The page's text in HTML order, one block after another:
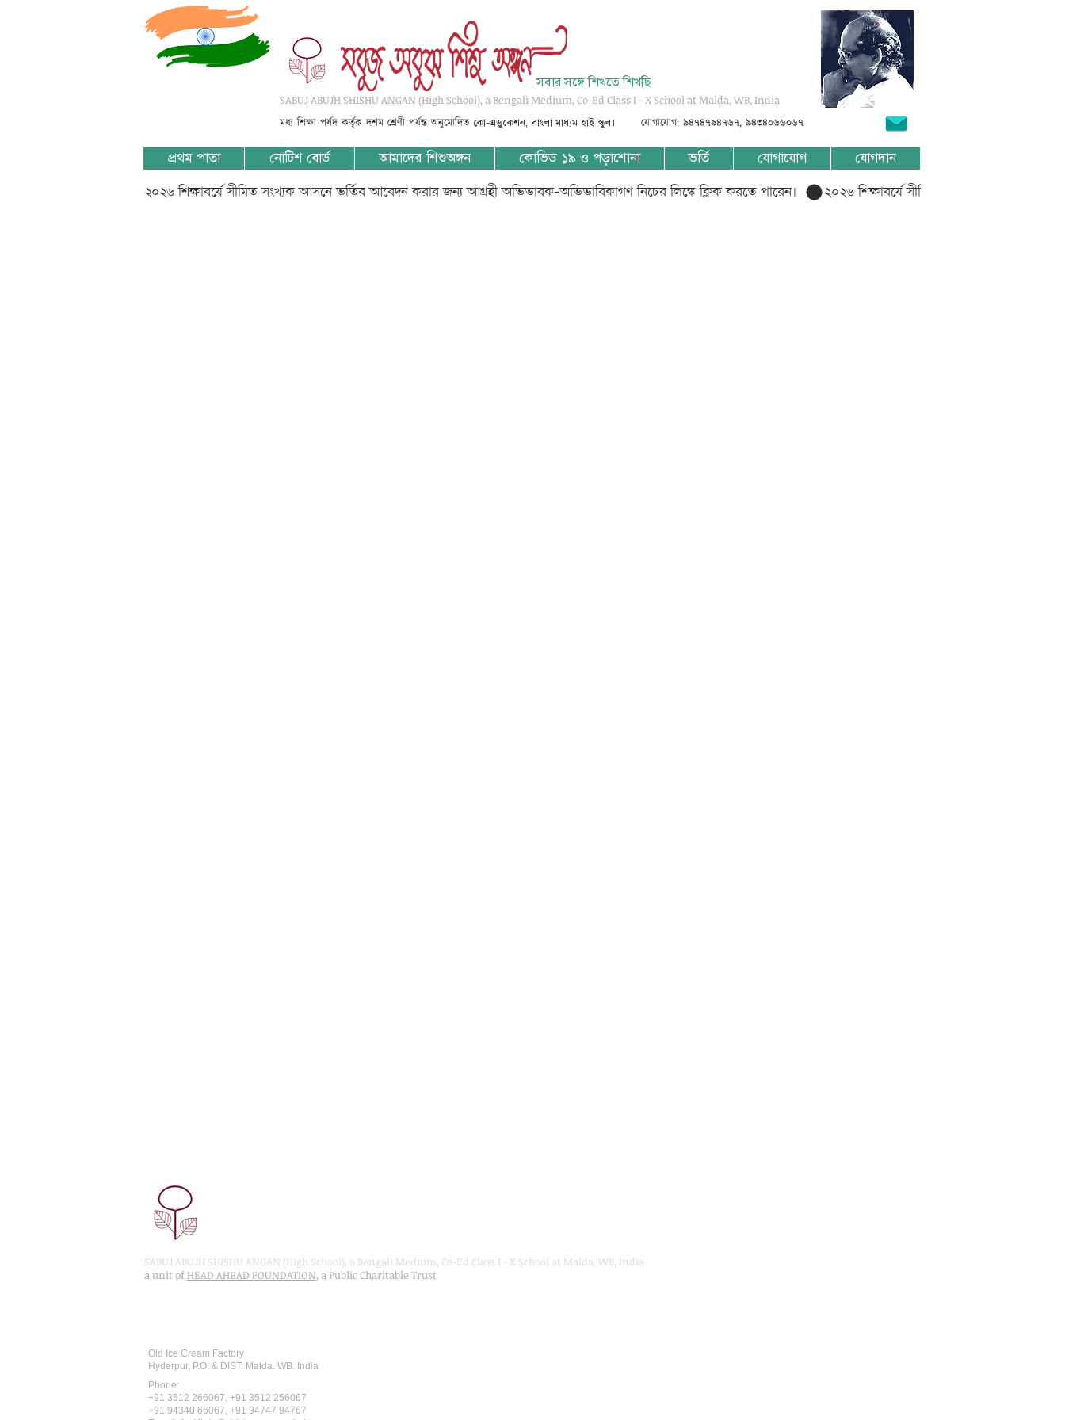
সবার সঙ্গে শিখতে শিখছি
SABUJ ABUJH SHISHU ANGAN (High School), a Bengali Medium, Co-Ed Class I - X School at Malda, WB, India
মধ্য শিক্ষা পর্ষদ কর্তৃক দশম শ্রেণী পর্যন্ত অনুমোদিত কো-এডুকেশন, বাংলা মাধ্যম হাই স্কুল। যোগাযোগ: ৯৪৭৪৭৯৪৭৬৭, ৯৪৩৪০৬৬০৬৭
প্রথম পাতা নোটিশ বোর্ড আমাদের শিশুঅঙ্গন কোভিড ১৯ ও পড়াশোনা ভর্তি যোগাযোগ যোগদান
২০২৬ শিক্ষাবর্ষে সীমিত সংখ্যক আসনে ভর্তির আবেদন করার জন্য আগ্রহী অভিভাবক-অভিভাবিকাগণ নিচের লিঙ্কে ক্লিক করতে পারেন।
SABUJ ABUJH SHISHU ANGAN (High School), a Bengali Medium, Co-Ed Class I - X School at Malda, WB, India
a unit ofHEAD AHEAD FOUNDATION, a Public Charitable Trust
Old Ice Cream Factory
Hyderpur, P.O. & DIST: Malda. WB. India
Phone:
+91 3512 266067, +91 3512 256067
+91 94340 66067, +91 94747 94767